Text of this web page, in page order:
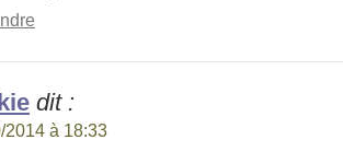
dit :
2014 à 18:33